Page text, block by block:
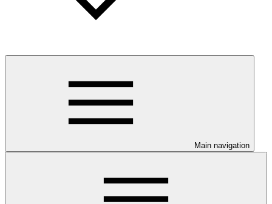
Main navigation